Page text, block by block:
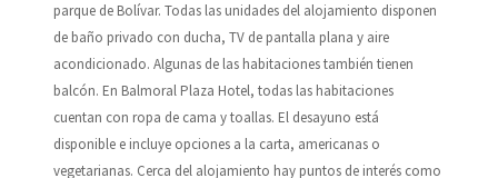
parque de Bolívar. Todas las unidades del alojamiento disponen
de baño privado con ducha, TV de pantalla plana y aire
acondicionado. Algunas de las habitaciones también tienen
balcón. En Balmoral Plaza Hotel, todas las habitaciones
cuentan con ropa de cama y toallas. El desayuno está
disponible e incluye opciones a la carta, americanas o
vegetarianas. Cerca del alojamiento hay puntos de interés como